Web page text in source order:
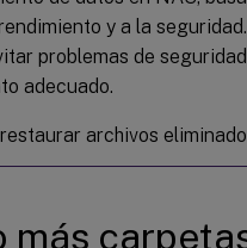
y a la
problemas de
adecuado.
archivos
más